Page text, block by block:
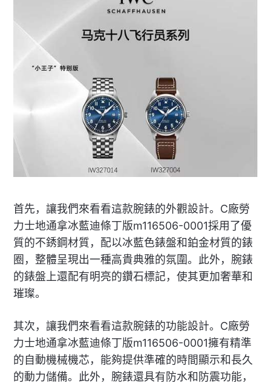
首先，讓我們來看看這款腕錶的外觀設計。C廠勞
力士地通拿冰藍迪條丁版m116506-0001採用了優
質的不銹鋼材質，配以冰藍色錶盤和鉑金材質的錶
圈，整體呈現出一種高貴典雅的氛圍。此外，腕錶
的錶盤上還配有明亮的鑽石標記，使其更加奢華和
璀璨。
其次，讓我們來看看這款腕錶的功能設計。C廠勞
力士地通拿冰藍迪條丁版m116506-0001擁有精準
的自動機械機芯，能夠提供準確的時間顯示和長久
的動力儲備。此外，腕錶還具有防水和防震功能，